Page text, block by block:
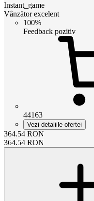
Instant_game
Vânzător excelent
100%
Feedback pozitiv
44163
Vezi detaliile ofertei
364.54 RON
364.54 RON